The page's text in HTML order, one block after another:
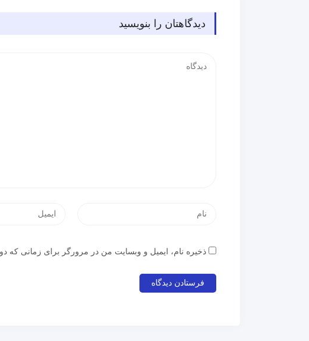
دیدگاهتان را بنویسید
ذخیره نام، ایمیل و وبسایت من در مرورگر برای زمانی که